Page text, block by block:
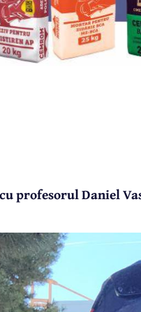
profesorul Daniel